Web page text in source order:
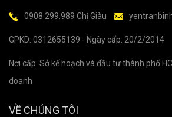
0908 299.989 Chị Giàu
GPKD: 0312655139 - Ngày cấp: 20/2/2014
Nơi cấp: Sở kế hoạch và đầu tư thành phố
doanh
VỀ CHÚNG TÔI